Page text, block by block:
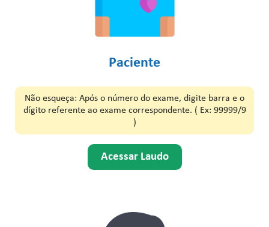
Paciente
Não esqueça: Após o número do exame, digite barra e o
dígito referente ao exame correspondente. ( Ex: 99999/9
)
Acessar Laudo